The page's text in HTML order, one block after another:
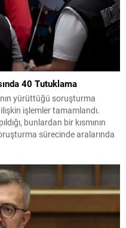
40 Tutuklama
yürüttüğü soruşturma
işlemler tamamlandı.
bunlardan bir kısmının
sürecinde aralarında
ceza hakimliğine sevk edildi.